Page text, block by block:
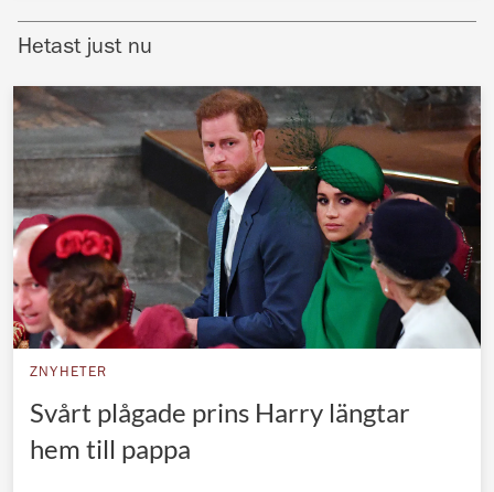
Brittiska kungahuset
Danska kungahuset
Spanska kungahuset
Nederländska kungahuset
Belgiska kungahuset
Jordanska kungahuset
Luxemburgska storhertighuset
Japanska kejsarhuset
Marockanska kungahuset
Monacos furstehus
Hetast just nu
ZNYHETER
Svårt plågade prins Harry längtar
hem till pappa